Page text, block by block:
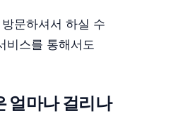
문하셔서 하실 수
비스를 통해서도
얼마나 걸리나